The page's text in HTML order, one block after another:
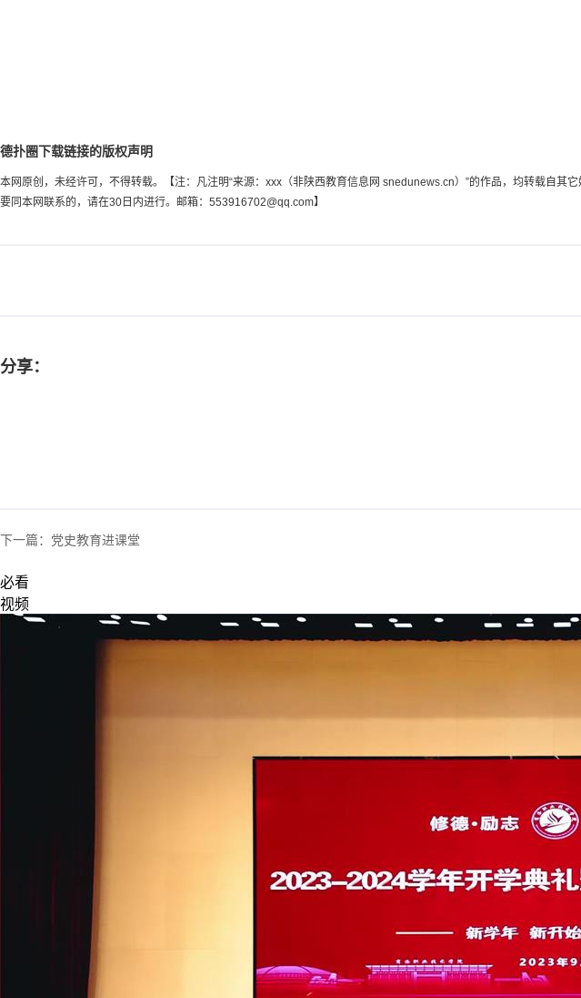
德扑圈下载链接的版权声明
本网原创，未经许可，不得转载。【注：凡注明“来源：xxx（非陕西教育信息网 snedunews.cn）”的作品，均转载自
要同本网联系的，请在30日内进行。邮箱： 553916702@qq.com】
分享：
下一篇： 党史教育进课堂
必看
视频